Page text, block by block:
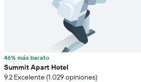
46% más barato
Summit Apart Hotel
9.2 Excelente (1.029 opiniones)